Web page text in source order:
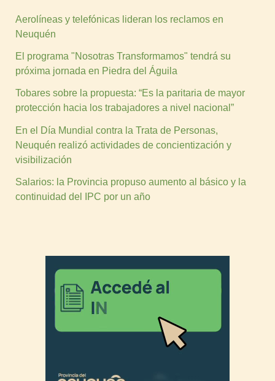
Aerolíneas y telefónicas lideran los reclamos en
Neuquén
El programa "Nosotras Transformamos" tendrá su
próxima jornada en Piedra del Águila
Tobares sobre la propuesta: “Es la paritaria de mayor
protección hacia los trabajadores a nivel nacional”
En el Día Mundial contra la Trata de Personas,
Neuquén realizó actividades de concientización y
visibilización
Salarios: la Provincia propuso aumento al básico y la
continuidad del IPC por un año